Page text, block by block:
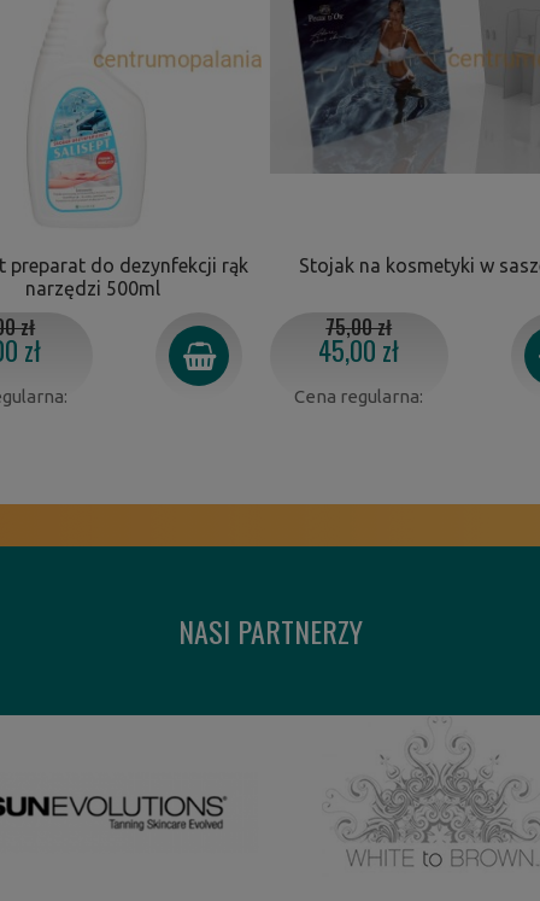
preparat do dezynfekcji rąk
narzędzi 500ml
zł
zł
Stojak na kosmetyki w
45,00 zł
Cena regularna:
75,00 zł
NASI PARTNERZY